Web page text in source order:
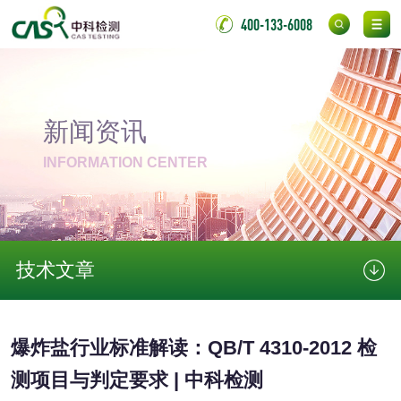
400-133-6008
新闻资讯
INFORMATION CENTER
技术文章
爆炸盐行业标准解读：QB/T 4310-2012 检
测项目与判定要求 | 中科检测
光触媒检测
消毒产品
成分分析配方研发 驱蚊检测
防霉检测 霉菌污染分析
防螨除螨检测
化妆品